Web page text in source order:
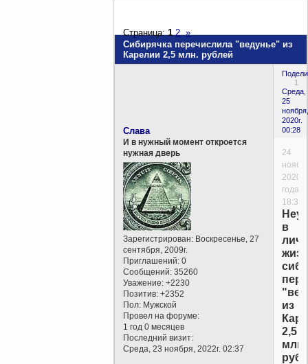
Сибирячка перечислила "ведунье" из
Карелии 2,5 млн. рублей
Страница:1 2 »
1
Среда,
25
ноября,
2020г.
00:28
Слава
И в нужный момент откроется
нужная дверь
Зарегистрирован: Воскресенье, 27
сентября, 2009г.
Приглашений: 0
Сообщений: 35260
Уважение: +2230
Позитив: +2352
Пол: Мужской
Провел на форуме:
1 год 0 месяцев
Последний визит:
Среда, 23 ноября, 2022г. 02:37
24
2020
года,
18:38
в
из
2,5
млн.